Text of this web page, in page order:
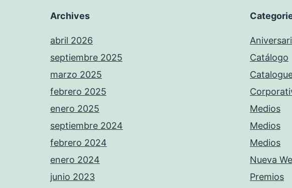
Archives
abril 2026
septiembre 2025
marzo 2025
febrero 2025
enero 2025
septiembre 2024
febrero 2024
enero 2024
junio 2023
Catálogo
Medios
Medios
Medios
Nueva
Premios